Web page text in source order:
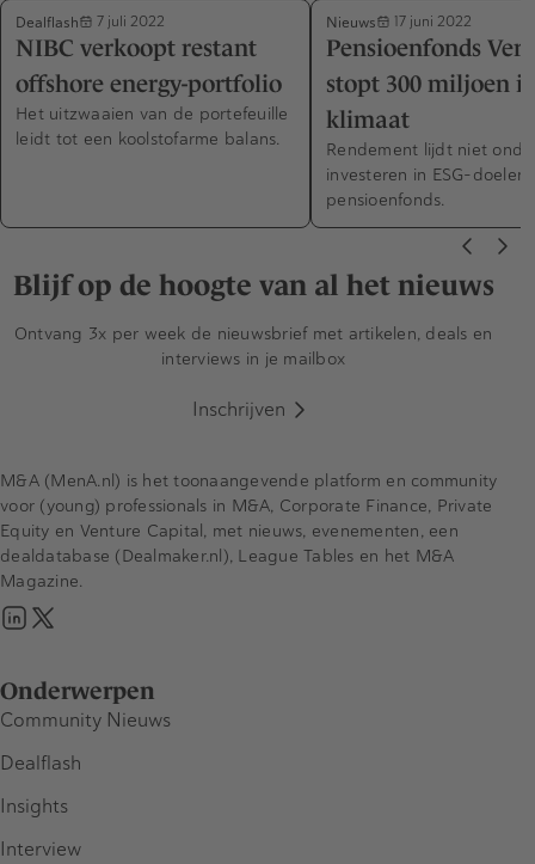
Dealflash 7 juli 2022
NIBC verkoopt restant
offshore energy-portfolio
Het uitzwaaien van de portefeuille
leidt tot een koolstofarme balans.
Nieuws 17 juni 2022
Pensioenfonds
stopt 300 miljoen
klimaat
Rendement lijdt niet
investeren in ESG-
pensioenfonds.
Blijf op de hoogte van al het nieuws
Ontvang 3x per week de nieuwsbrief met artikelen, deals en
interviews in je mailbox
Inschrijven
Onderwerpen
Community Nieuws
Dealflash
Insights
Interview
M&A (MenA.nl) is het toonaangevende platform en community
voor (young) professionals in M&A, Corporate Finance, Private
Equity en Venture Capital, met nieuws, evenementen, een
dealdatabase (Dealmaker.nl), League Tables en het M&A
Magazine.